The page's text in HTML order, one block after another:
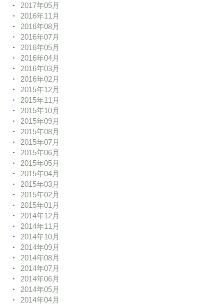
2017年05月
2016年11月
2016年08月
2016年07月
2016年05月
2016年04月
2016年03月
2016年02月
2015年12月
2015年11月
2015年10月
2015年09月
2015年08月
2015年07月
2015年06月
2015年05月
2015年04月
2015年03月
2015年02月
2015年01月
2014年12月
2014年11月
2014年10月
2014年09月
2014年08月
2014年07月
2014年06月
2014年05月
2014年04月